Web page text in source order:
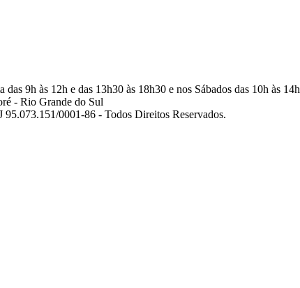
das 9h às 12h e das 13h30 às 18h30 e nos Sábados das 10h às 14h
- Rio Grande do Sul
0001-86 - Todos Direitos Reservados.